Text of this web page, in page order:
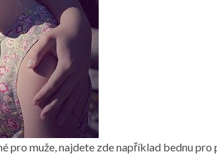
pro muže, najdete zde například bednu